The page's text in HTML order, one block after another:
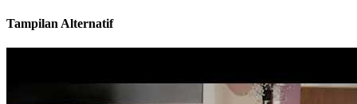
Tampilan Alternatif